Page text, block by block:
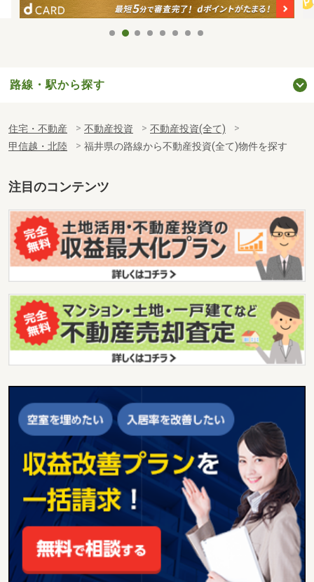
路線・駅から探す
住宅・不動産 不動産投資
不動産投資(全て)
甲信越・北陸
福井県の路線から不動産投資(全て)物件を探す
注目のコンテンツ